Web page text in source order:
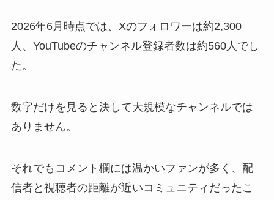
2026年6月時点では、Xのフォロワーは約2,300
人、YouTubeのチャンネル登録者数は約560人でし
た。
数字だけを見ると決して大規模なチャンネルでは
ありません。
それでもコメント欄には温かいファンが多く、配
信者と視聴者の距離が近いコミュニティだったこ